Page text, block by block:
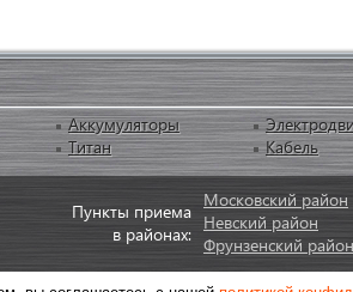
Аккумуляторы
Титан
Кабель
Пункты приема
в районах:
Московский район
Невский район
Фрунзенский район